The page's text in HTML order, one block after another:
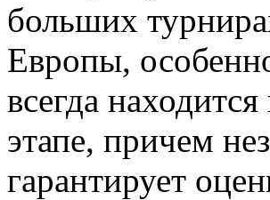
больших
Европы,
всегда
этапе, причем
гарантирует